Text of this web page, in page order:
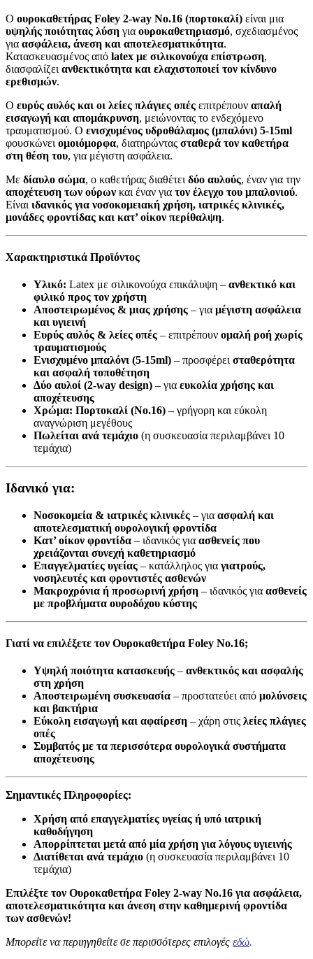
Ο ουροκαθετήρας Foley 2-way No.16 (πορτοκαλί) είναι μια
υψηλής ποιότητας λύση για ουροκαθετηριασμό, σχεδιασμένος
για ασφάλεια, άνεση και αποτελεσματικότητα.
Κατασκευασμένος από latex με σιλικονούχα επίστρωση,
διασφαλίζει ανθεκτικότητα και ελαχιστοποιεί τον κίνδυνο
ερεθισμών.
Ο ευρύς αυλός και οι λείες πλάγιες οπές επιτρέπουν απαλή
εισαγωγή και απομάκρυνση, μειώνοντας το ενδεχόμενο
τραυματισμού. Ο ενισχυμένος υδροθάλαμος (μπαλόνι) 5-15ml
φουσκώνει ομοιόμορφα, διατηρώντας σταθερά τον καθετήρα
στη θέση του, για μέγιστη ασφάλεια.
Με δίαυλο σώμα, ο καθετήρας διαθέτει δύο αυλούς, έναν για την
αποχέτευση των ούρων και έναν για τον έλεγχο του μπαλονιού.
Είναι ιδανικός για νοσοκομειακή χρήση, ιατρικές κλινικές,
μονάδες φροντίδας και κατ’ οίκον περίθαλψη.
Χαρακτηριστικά Προϊόντος
Υλικό: Latex με σιλικονούχα επικάλυψη – ανθεκτικό και
φιλικό προς τον χρήστη
Αποστειρωμένος & μιας χρήσης – για μέγιστη ασφάλεια
και υγιεινή
Ευρύς αυλός & λείες οπές – επιτρέπουν ομαλή ροή χωρίς
τραυματισμούς
Ενισχυμένο μπαλόνι (5-15ml) – προσφέρει σταθερότητα
και ασφαλή τοποθέτηση
Δύο αυλοί (2-way design) – για ευκολία χρήσης και
αποχέτευσης
Χρώμα: Πορτοκαλί (No.16) – γρήγορη και εύκολη
αναγνώριση μεγέθους
Πωλείται ανά τεμάχιο (η συσκευασία περιλαμβάνει 10
τεμάχια)
Ιδανικό για:
Νοσοκομεία & ιατρικές κλινικές – για ασφαλή και
αποτελεσματική ουρολογική φροντίδα
Κατ’ οίκον φροντίδα – ιδανικός για ασθενείς που
χρειάζονται συνεχή καθετηριασμό
Επαγγελματίες υγείας – κατάλληλος για γιατρούς,
νοσηλευτές και φροντιστές ασθενών
Μακροχρόνια ή προσωρινή χρήση – ιδανικός για ασθενείς
με προβλήματα ουροδόχου κύστης
Γιατί να επιλέξετε τον Ουροκαθετήρα Foley No.16;
Υψηλή ποιότητα κατασκευής – ανθεκτικός και ασφαλής
στη χρήση
Αποστειρωμένη συσκευασία – προστατεύει από μολύνσεις
και βακτήρια
Εύκολη εισαγωγή και αφαίρεση – χάρη στις λείες πλάγιες
οπές
Συμβατός με τα περισσότερα ουρολογικά συστήματα
αποχέτευσης
Σημαντικές Πληροφορίες:
Χρήση από επαγγελματίες υγείας ή υπό ιατρική
καθοδήγηση
Απορρίπτεται μετά από μία χρήση για λόγους υγιεινής
Διατίθεται ανά τεμάχιο (η συσκευασία περιλαμβάνει 10
τεμάχια)
Επιλέξτε τον Ουροκαθετήρα Foley 2-way No.16 για ασφάλεια,
αποτελεσματικότητα και άνεση στην καθημερινή φροντίδα
των ασθενών!
Μπορείτε να περιηγηθείτε σε περισσότερες επιλογές εδώ.